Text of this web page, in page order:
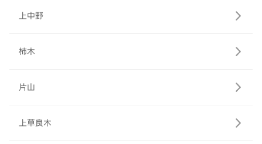
上中野
柿木
片山
上草良木